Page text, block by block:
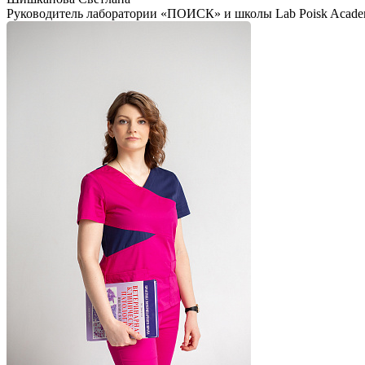
Руководитель лаборатории «ПОИСК» и школы Lab Poisk